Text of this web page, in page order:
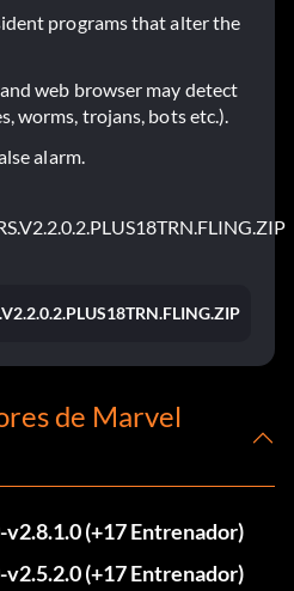
programs that alter the
web browser may detect
worms, trojans, bots etc.).
alarm.
de Marvel
(+17 Entrenador)
(+17 Entrenador)